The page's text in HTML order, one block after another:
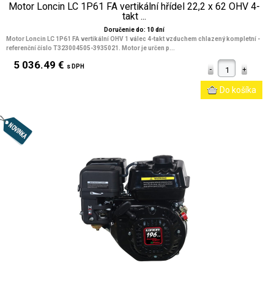
Motor Loncin LC 1P61 FA vertikální hřídel 22,2 x 62 OHV 4-
takt ...
Doručenie do: 10 dní
Motor Loncin LC 1P61 FA vertikální OHV 1 válec 4-takt vzduchem chlazený kompletní -
referenční číslo T323004505-3935021. Motor je určen p...
5 036.49 € s DPH